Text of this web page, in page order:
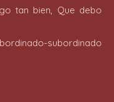
tan bien, Que debo
subordinado